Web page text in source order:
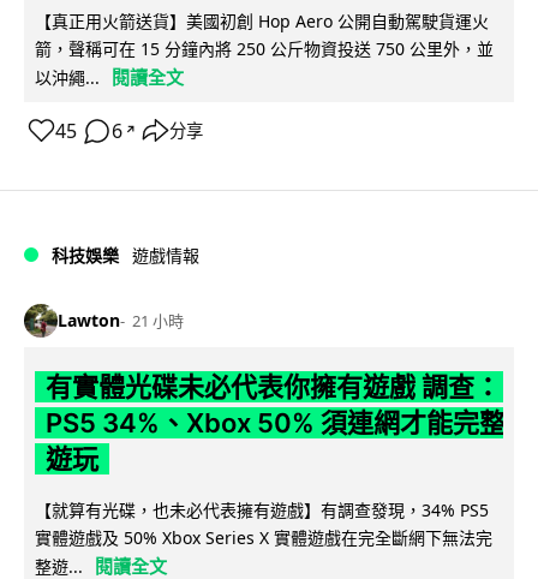
【真正用火箭送貨】美國初創 Hop Aero 公開自動駕駛貨運火
箭，聲稱可在 15 分鐘內將 250 公斤物資投送 750 公里外，並
以沖繩...
閱讀全文
45 6 ↗ 分享
科技娛樂 遊戲情報
Lawton 21 小時
有實體光碟未必代表你擁有遊戲 調查：
PS5 34%、Xbox 50% 須連網才能完整
遊玩
【就算有光碟，也未必代表擁有遊戲】有調查發現，34% PS5
實體遊戲及 50% Xbox Series X 實體遊戲在完全斷網下無法完
整遊...
閱讀全文